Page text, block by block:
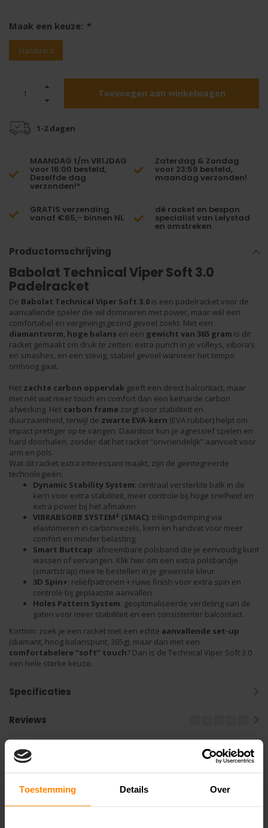
Toestemming Details Over
Maak een keuze: *
Standaard
Toevoegen aan winkelwagen
1-2 dagen
MAANDAG t/m VRIJDAG
voor 16:00 besteld,
Dezelfde dag
verzonden!*
Zaterdag & Zondag
voor 23:59 besteld,
maandag verzonden!
GRATIS verzending
vanaf €65,- binnen NL
dé racket en bespan
specialist van Lelystad
en omstreken
Productomschrijving
Babolat Technical Viper Soft 3.0
Padelracket
De Babolat Technical Viper Soft 3.0 is een padelracket voor de
aanvallende speler die wil domineren met power, maar wél een
comfortabel en vergevingsgezind gevoel zoekt. Met een
diamantvorm, hoge balans en een gewicht van 365 gram is dit
racket gemaakt om druk te zetten: extra punch in je volleys, vibora’s
en smashes, en een stevig, stabiel gevoel wanneer het tempo
omhoog gaat.
Het zachte carbon oppervlak geeft een direct balcontact, maar
met nét wat meer touch en comfort dan een keiharde carbon
afwerking. Het carbon frame zorgt voor stabiliteit en
duurzaamheid, terwijl de zwarte EVA-kern (EVA rubber) helpt om
impact prettiger op te vangen. Daardoor kun je agressief spelen en
hard doorhalen, zonder dat het racket “onvriendelijk” aanvoelt voor
arm en pols.
Wat dit racket extra interessant maakt, zijn de geïntegreerde
technologieën:
Dynamic Stability System: centraal versterkte balk in de
kern voor extra stabiliteit, meer controle bij hoge snelheid en
extra power bij het afmaken.
VIBRABSORB SYSTEM² (SMAC): trillingsdemping via
elastomeren in carbonvezels, kern en handvat voor meer
comfort en minder belasting.
Smart Buttcap: afneembare polsband die je eenvoudig kunt
wassen of vervangen. Klik hier om een extra polsbandje
(smartstrap) mee te bestellen in je gewenste kleur
3D Spin+: reliëfpatronen + ruwe finish voor extra spin en
controle bij geplaatste aanvallen.
Holes Pattern System: geoptimaliseerde verdeling van de
gaten voor meer stabiliteit en een consistenter balcontact.
Kortom: zoek je een racket met een echte aanvallende set-up
(diamant, hoog balanspunt, 365g), maar dan met een
comfortabelere “soft” touch? Dan is de Technical Viper Soft 3.0
een hele sterke keuze.
Specificaties
Reviews
Gerelateerde producten